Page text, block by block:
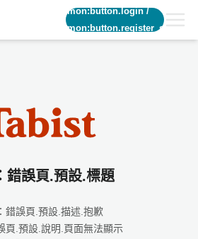
common:button.login/
common:button.register_short
錯誤頁.預設.標題
錯誤頁.預設.描述.抱歉
頁.預設.說明.頁面無法顯示